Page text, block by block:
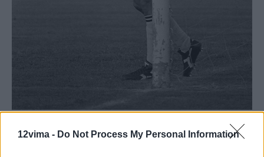
12vima - Do Not Process My Personal Information